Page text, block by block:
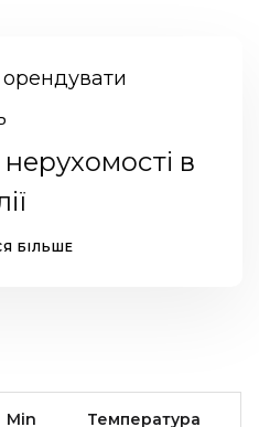
в
БІЛЬШЕ
Min Температура